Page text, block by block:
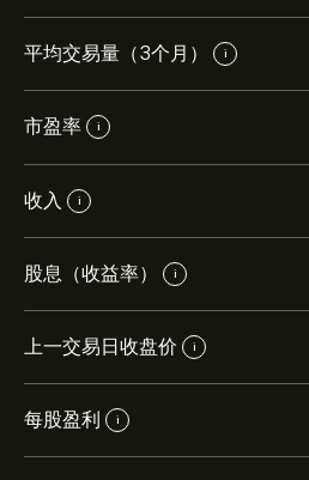
平均交易量（3个月） i
市盈率 i
收入 i
股息（收益率） i
上一交易日收盘价 i
每股盈利 i